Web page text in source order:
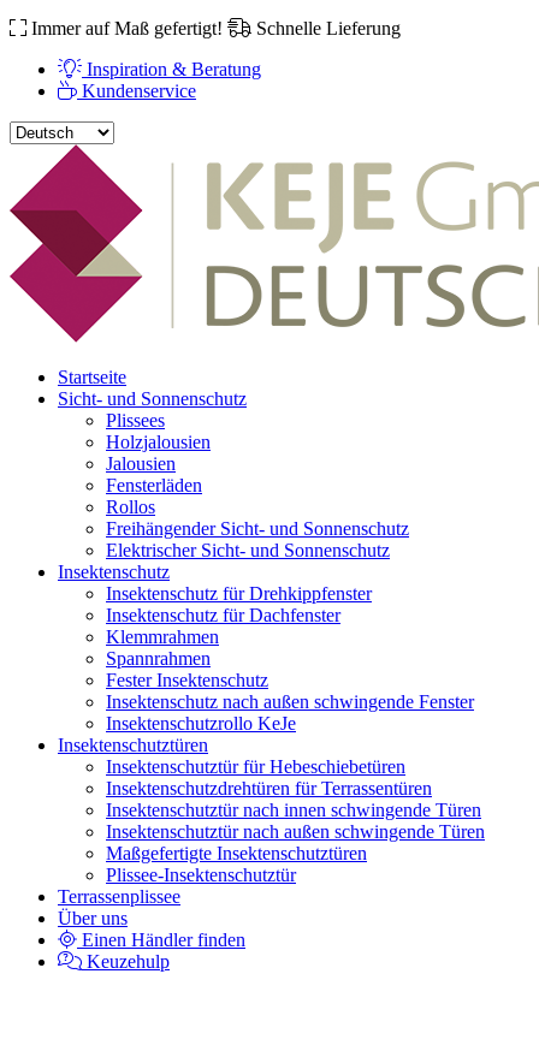
Immer auf Maß gefertigt!
Schnelle Lieferung
Inspiration & Beratung
Kundenservice
Startseite
Sicht- und Sonnenschutz
Plissees
Holzjalousien
Jalousien
Fensterläden
Rollos
Freihängender Sicht- und Sonnenschutz
Elektrischer Sicht- und Sonnenschutz
Insektenschutz
Insektenschutz für Drehkippfenster
Insektenschutz für Dachfenster
Klemmrahmen
Spannrahmen
Fester Insektenschutz
Insektenschutz nach außen schwingende Fenster
Insektenschutzrollo KeJe
Insektenschutztüren
Insektenschutztür für Hebeschiebetüren
Insektenschutzdrehtüren für Terrassentüren
Insektenschutztür nach innen schwingende Türen
Insektenschutztür nach außen schwingende Türen
Maßgefertigte Insektenschutztüren
Plissee-Insektenschutztür
Terrassenplissee
Über uns
Einen Händler finden
Keuzehulp